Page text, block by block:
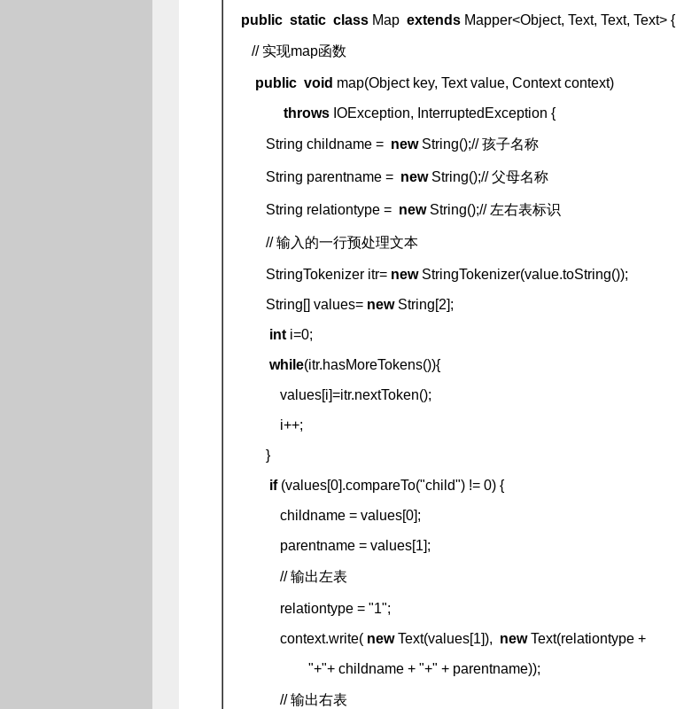
public static class Map extends Mapper<Object, Text, Text, Text> {
// 实现map函数
public void map(Object key, Text value, Context context)
throws IOException, InterruptedException {
String childname = newString();// 孩子名称
String parentname = newString();// 父母名称
String relationtype = newString();// 左右表标识
// 输入的一行预处理文本
StringTokenizer itr= newStringTokenizer(value.toString());
String[] values= newString[2];
int i=0;
while(itr.hasMoreTokens()){
values[i]=itr.nextToken();
i++;
}
if(values[0].compareTo("child") != 0) {
childname = values[0];
parentname = values[1];
// 输出左表
relationtype = "1";
context.write( newText(values[1]), newText(relationtype +
"+"+ childname + "+" + parentname));
// 输出右表